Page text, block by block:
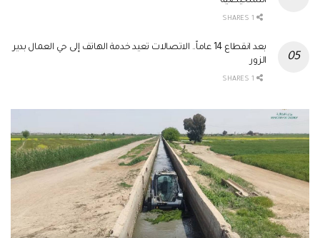
بعد انقطاع 14 عاماً.. الاتصالات تعيد خدمة الهاتف إلى حي العمال بدير
الزور